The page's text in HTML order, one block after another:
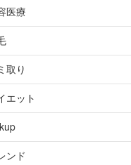
医療
取り
エット
ンド